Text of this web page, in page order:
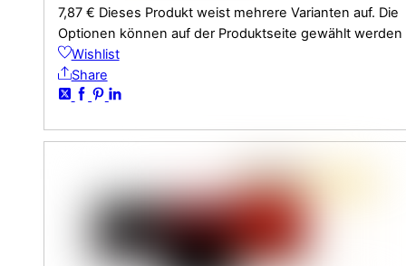
7,87 € Dieses Produkt weist mehrere Varianten auf. Die
Optionen können auf der Produktseite gewählt werden
Wishlist
Share